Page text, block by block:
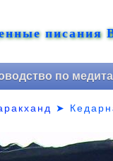
писания
по
➤